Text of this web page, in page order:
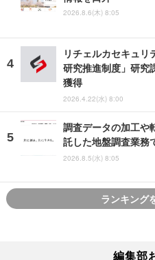
2026.8.6(木) 8:05
リチェルカセキュリ
研究推進制度」研究
獲得
2026.4.22(水) 8:00
調査データの加工や
託した地盤調査業務
2026.8.5(水) 8:05
ランキング
編集部